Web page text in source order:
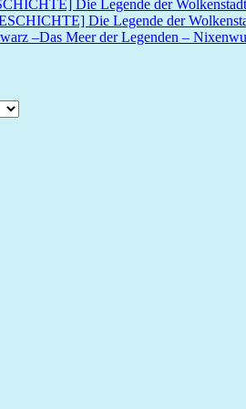
Die Legende der Wolkenstadt
Die Legende der
–Das Meer der Legenden –